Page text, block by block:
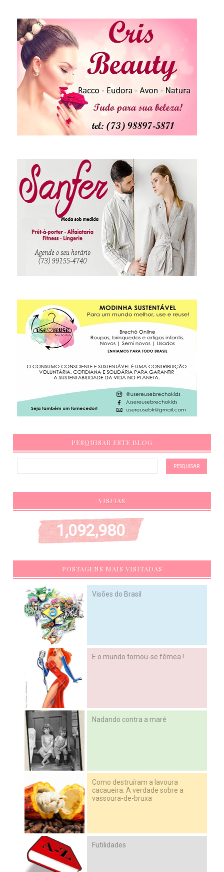
PESQUISAR ESTE BLOG
VISITAS
1,092,980
POSTAGENS MAIS VISITADAS
Visões do Brasil
E o mundo tornou-se fêmea !
Nadando contra a maré
Como destruíram a lavoura
cacaueira: A verdade sobre a
vassoura-de-bruxa
Futilidades